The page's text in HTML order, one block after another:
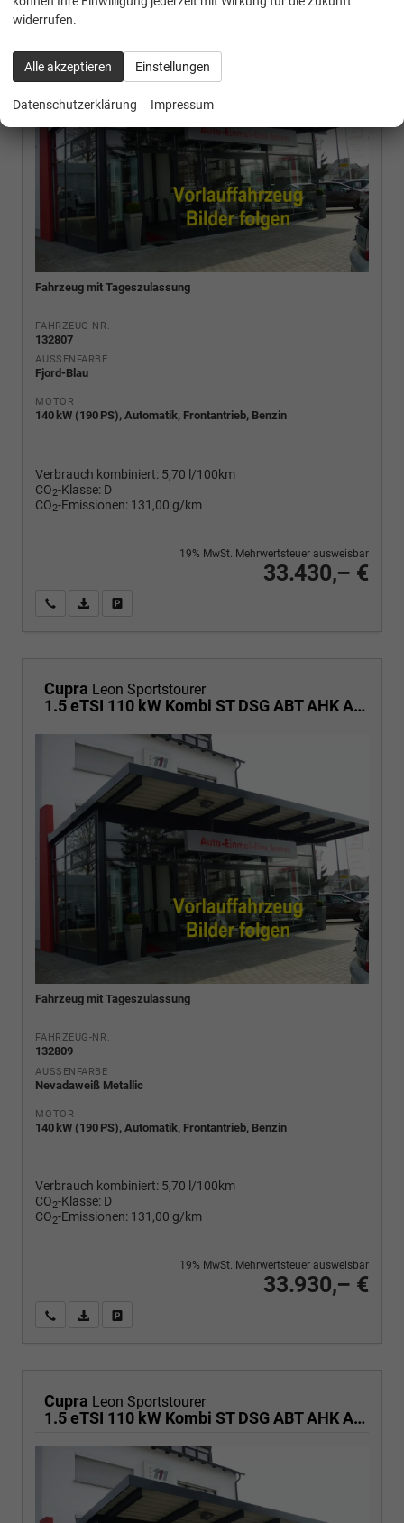
Fahrzeug mit Tageszulassung
FAHRZEUG-NR.
132807
AUSSENFARBE
Fjord-Blau
MOTOR
140 kW (190 PS), Automatik, Frontantrieb, Benzin
Verbrauch kombiniert: 5,70 l/100km
CO2-Klasse: D
CO2-Emissionen: 131,00 g/km
33.430,– €
19% MwSt. Mehrwertsteuer ausweisbar
Wir rufen Sie anPDF-Fahrzeugexposé drucken
Cupra Leon Sportstourer
1.5 eTSI 110 kW Kombi ST DSG ABT AHK ACC LED
Fahrzeug mit Tageszulassung
FAHRZEUG-NR.
132809
AUSSENFARBE
Nevadaweiß Metallic
MOTOR
140 kW (190 PS), Automatik, Frontantrieb, Benzin
Verbrauch kombiniert: 5,70 l/100km
CO2-Klasse: D
CO2-Emissionen: 131,00 g/km
33.930,– €
19% MwSt. Mehrwertsteuer ausweisbar
Wir rufen Sie anPDF-Fahrzeugexposé drucken
Cupra Leon Sportstourer
1.5 eTSI 110 kW Kombi ST DSG ABT AHK ACC LED
widerrufen.
Alle akzeptieren Einstellungen
Datenschutzerklärung Impressum